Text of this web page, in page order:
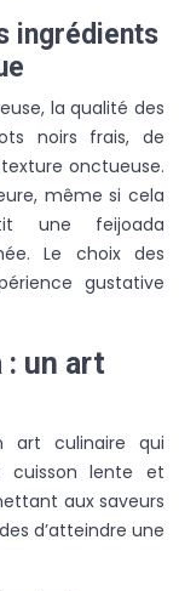
ingrédients
la qualité des
noirs frais, de
onctueuse.
même si cela
une feijoada
Le choix des
gustative
: un art
art culinaire qui
cuisson lente et
aux saveurs
d’atteindre une